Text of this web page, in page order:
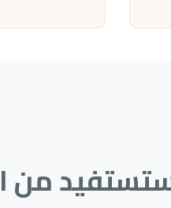
من